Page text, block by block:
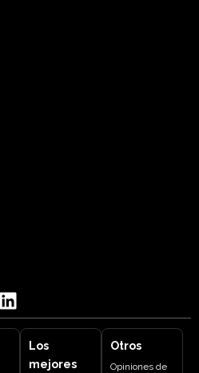
Los
mejores
Otros
Opiniones de